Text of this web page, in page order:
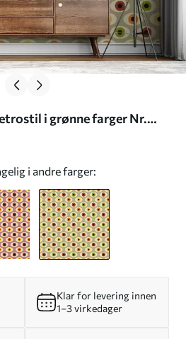
i grønne farger Nr.
i andre farger:
Klar for levering innen
1–3 virkedager